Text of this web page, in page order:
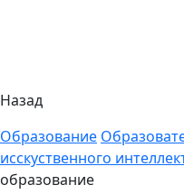
Назад
Образование
исскуственного
образование